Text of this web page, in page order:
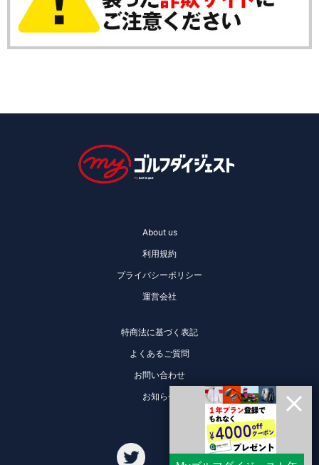
About us
利用規約
プライバシーポリシー
運営会社
特商法に基づく表記
よくあるご質問
お問い合わせ
お知らせ